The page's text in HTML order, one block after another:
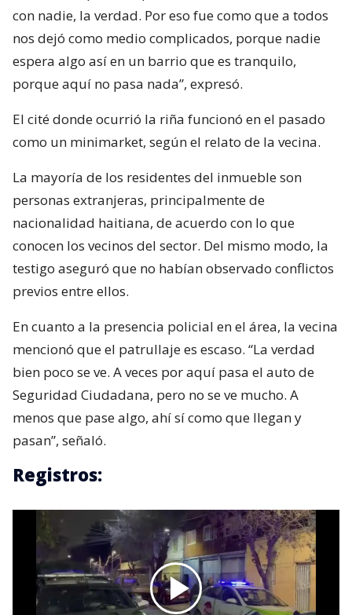
con nadie, la verdad. Por eso fue como que a todos
nos dejó como medio complicados, porque nadie
espera algo así en un barrio que es tranquilo,
porque aquí no pasa nada”, expresó.
El cité donde ocurrió la riña funcionó en el pasado
como un minimarket, según el relato de la vecina.
La mayoría de los residentes del inmueble son
personas extranjeras, principalmente de
nacionalidad haitiana, de acuerdo con lo que
conocen los vecinos del sector. Del mismo modo, la
testigo aseguró que no habían observado conflictos
previos entre ellos.
En cuanto a la presencia policial en el área, la vecina
mencionó que el patrullaje es escaso. “La verdad
bien poco se ve. A veces por aquí pasa el auto de
Seguridad Ciudadana, pero no se ve mucho. A
menos que pase algo, ahí sí como que llegan y
pasan”, señaló.
Registros: